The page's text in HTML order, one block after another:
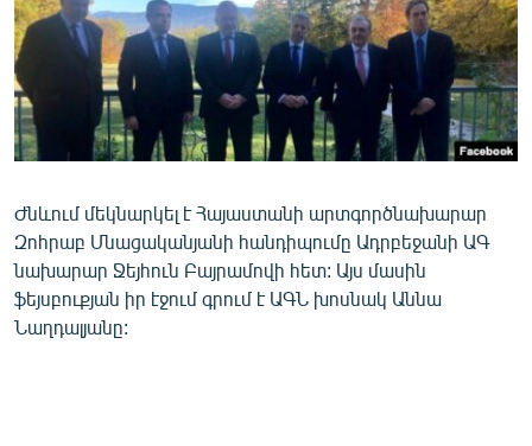
ՄՇԱԿՈՒՅԹ
ՍՊՈՐՏ
ՄԵԿՆԱԲԱՆՈՒԹՅՈՒՆ
ԿՈՐՈՆԱՎԻՐՈՒՍ
ԱՐԽԻՎ
ՏԵՍԱՆՅՈՒԹԵՐ
ԲԱՆԱՎԵՃ
Ժնևում մեկնարկել է Հայաստանի արտգործնախարար
Զոհրաբ Մնացականյանի հանդիպումը Ադրբեջանի ԱԳ
նախարար Ջեյհուն Բայրամովի հետ: Այս մասին
ֆեյսբուքյան իր էջում գրում է ԱԳՆ խոսնակ Աննա
Նաղդալյանը: